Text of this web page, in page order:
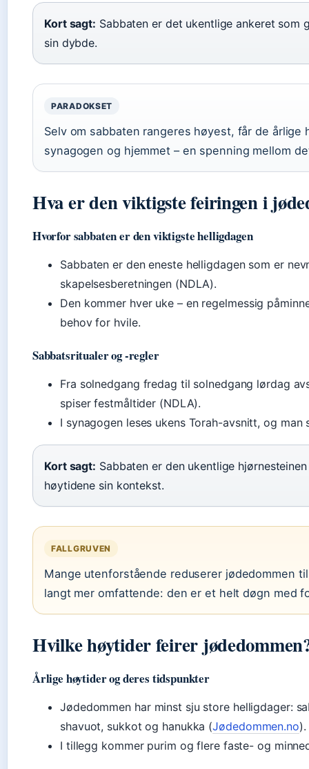
Kort sagt: Sabbaten er det ukentlige ankeret
sin dybde.
PARADOKSET
Selv om sabbaten rangeres høyest, får de
synagogen og hjemmet – en spenning mellom
Hva er den viktigste feiringen i
Hvorfor sabbaten er den viktigste helligdagen
Sabbaten er den eneste helligdagen som er
skapelsesberetningen (NDLA).
Den kommer hver uke – en regelmessig
behov for hvile.
Sabbatsritualer og -regler
Fra solnedgang fredag til solnedgang lørdag
spiser festmåltider (NDLA).
I synagogen leses ukens Torah-avsnitt, og man
Kort sagt: Sabbaten er den ukentlige
høytidene sin kontekst.
FALLGRUVEN
Mange utenforstående reduserer jødedommen
langt mer omfattende: den er et helt døgn med
Hvilke høytider feirer
Årlige høytider og deres tidspunkter
Jødedommen har minst sju store helligdager:
shavuot, sukkot og hanukka (Jødedommen.no).
I tillegg kommer purim og flere faste- og